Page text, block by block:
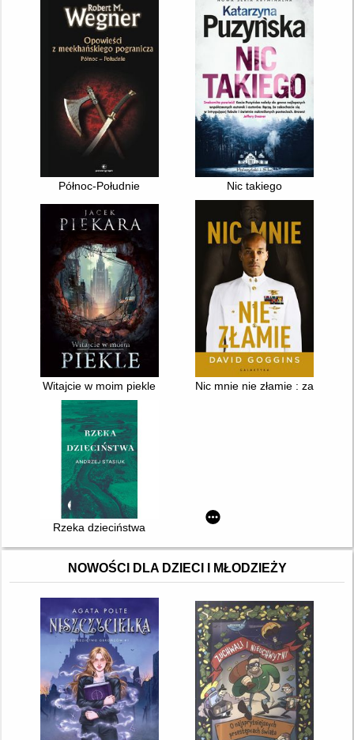
Północ-Południe Nic takiego
Witajcie w moim piekle Nic mnie nie złamie : zapanuj
Rzeka dzieciństwa
NOWOŚCI DLA DZIECI I MŁODZIEŻY